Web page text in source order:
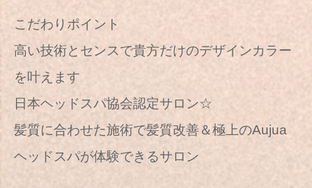
こだわりポイント
高い技術とセンスで貴方だけのデザインカラー
を叶えます
日本ヘッドスパ協会認定サロン☆
髪質に合わせた施術で髪質改善＆極上のAujua
ヘッドスパが体験できるサロン